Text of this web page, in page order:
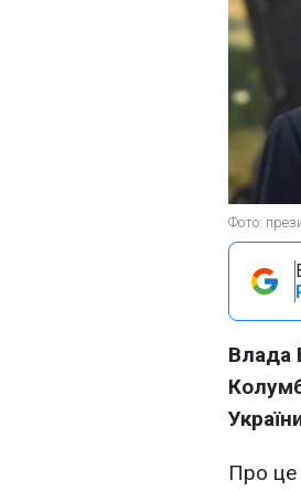
Фото:
Влада
Про це